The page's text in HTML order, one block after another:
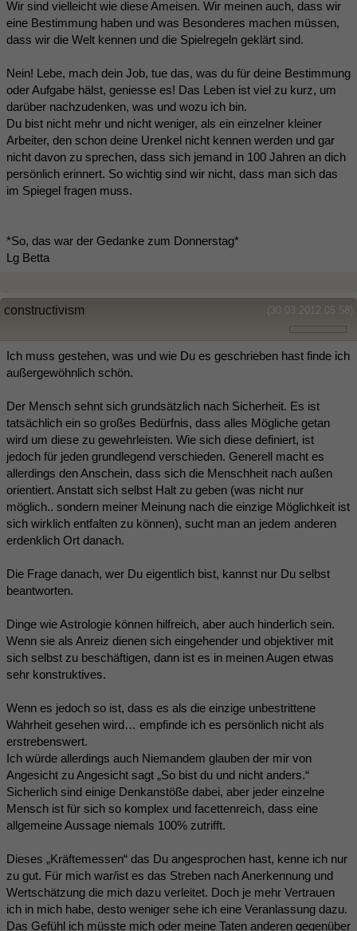
Wir sind vielleicht wie diese Ameisen. Wir meinen auch, dass wir
eine Bestimmung haben und was Besonderes machen müssen,
dass wir die Welt kennen und die Spielregeln geklärt sind.
Nein! Lebe, mach dein Job, tue das, was du für deine Bestimmung
oder Aufgabe hälst, geniesse es! Das Leben ist viel zu kurz, um
darüber nachzudenken, was und wozu ich bin.
Du bist nicht mehr und nicht weniger, als ein einzelner kleiner
Arbeiter, den schon deine Urenkel nicht kennen werden und gar
nicht davon zu sprechen, dass sich jemand in 100 Jahren an dich
persönlich erinnert. So wichtig sind wir nicht, dass man sich das
im Spiegel fragen muss.
*So, das war der Gedanke zum Donnerstag*
Lg Betta
(30.03.2012 05:58)
constructivism
Ich muss gestehen, was und wie Du es geschrieben hast finde ich
außergewöhnlich schön.
Der Mensch sehnt sich grundsätzlich nach Sicherheit. Es ist
tatsächlich ein so großes Bedürfnis, dass alles Mögliche getan
wird um diese zu gewehrleisten. Wie sich diese definiert, ist
jedoch für jeden grundlegend verschieden. Generell macht es
allerdings den Anschein, dass sich die Menschheit nach außen
orientiert. Anstatt sich selbst Halt zu geben (was nicht nur
möglich.. sondern meiner Meinung nach die einzige Möglichkeit ist
sich wirklich entfalten zu können), sucht man an jedem anderen
erdenklich Ort danach.
Die Frage danach, wer Du eigentlich bist, kannst nur Du selbst
beantworten.
Dinge wie Astrologie können hilfreich, aber auch hinderlich sein.
Wenn sie als Anreiz dienen sich eingehender und objektiver mit
sich selbst zu beschäftigen, dann ist es in meinen Augen etwas
sehr konstruktives.
Wenn es jedoch so ist, dass es als die einzige unbestrittene
Wahrheit gesehen wird… empfinde ich es persönlich nicht als
erstrebenswert.
Ich würde allerdings auch Niemandem glauben der mir von
Angesicht zu Angesicht sagt „So bist du und nicht anders.“
Sicherlich sind einige Denkanstöße dabei, aber jeder einzelne
Mensch ist für sich so komplex und facettenreich, dass eine
allgemeine Aussage niemals 100% zutrifft.
Dieses „Kräftemessen“ das Du angesprochen hast, kenne ich nur
zu gut. Für mich war/ist es das Streben nach Anerkennung und
Wertschätzung die mich dazu verleitet. Doch je mehr Vertrauen
ich in mich habe, desto weniger sehe ich eine Veranlassung dazu.
Das Gefühl ich müsste mich oder meine Taten anderen gegenüber